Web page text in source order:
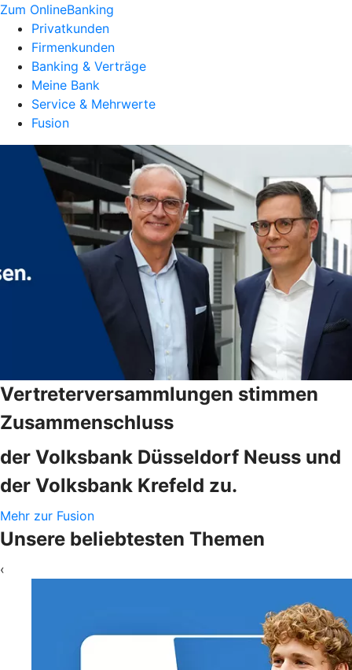
Zum OnlineBanking
Privatkunden
Firmenkunden
Banking & Verträge
Meine Bank
Service & Mehrwerte
Fusion
Vertreterversammlungen stimmen
Zusammenschluss
der Volksbank Düsseldorf Neuss und
der Volksbank Krefeld zu.
Mehr zur Fusion
Unsere beliebtesten Themen
‹